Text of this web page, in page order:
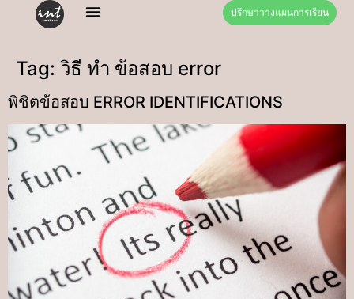
ปรึกษาวางแผนการเรียน
Tag: วิธี ทำ ข้อสอบ error
พิชิตข้อสอบ ERROR IDENTIFICATIONS